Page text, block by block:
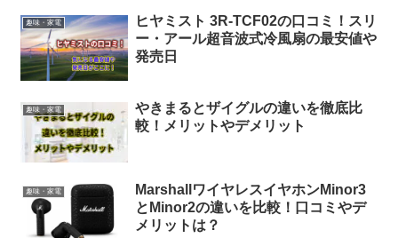
趣味・家電
ヒヤミスト 3R-TCF02の口コミ！スリ
ー・アール超音波式冷風扇の最安値や
発売日
趣味・家電
やきまるとザイグルの違いを徹底比
較！メリットやデメリット
趣味・家電
MarshallワイヤレスイヤホンMinor3
とMinor2の違いを比較！口コミやデ
メリットは？